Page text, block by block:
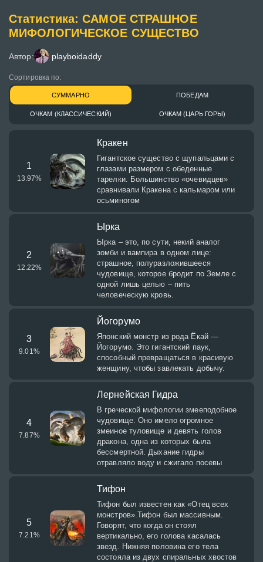
Статистика: САМОЕ СТРАШНОЕ
МИФОЛОГИЧЕСКОЕ СУЩЕСТВО
Автор: playboidaddy
Сортировка по:
СУММАРНО ПОБЕДАМ
ОЧКАМ (КЛАССИЧЕСКИЙ) ОЧКАМ (ЦАРЬ ГОРЫ)
1
13.97%
Кракен
Гигантское существо с щупальцами с
глазами размером с обеденные
тарелки. Большинство «очевидцев»
сравнивали Кракена с кальмаром или
осьминогом
2
12.22%
Ырка
Ырка – это, по сути, некий аналог
зомби и вампира в одном лице:
страшное, полуразложившееся
чудовище, которое бродит по Земле с
одной лишь целью – пить
человеческую кровь.
3
9.01 %
Йогорумо
Японский монстр из рода Ёкай —
Йогорумо. Это гигантский паук,
способный превращаться в красивую
женщину, чтобы завлекать добычу.
4
7.87%
Лернейская Гидра
В греческой мифологии змееподобное
чудовище. Оно имело огромное
змеиное туловище и девять голов
дракона, одна из которых была
бессмертной. Дыхание гидры
отравляло воду и сжигало посевы
5
7.21 %
Тифон
Тифон был известен как «Отец всех
монстров».Тифон был массивным.
Говорят, что когда он стоял
вертикально, его голова касалась
звезд. Нижняя половина его тела
состояла из двух спиральных хвостов